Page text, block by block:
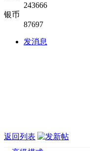
243666
银币
87697
发消息
返回列表